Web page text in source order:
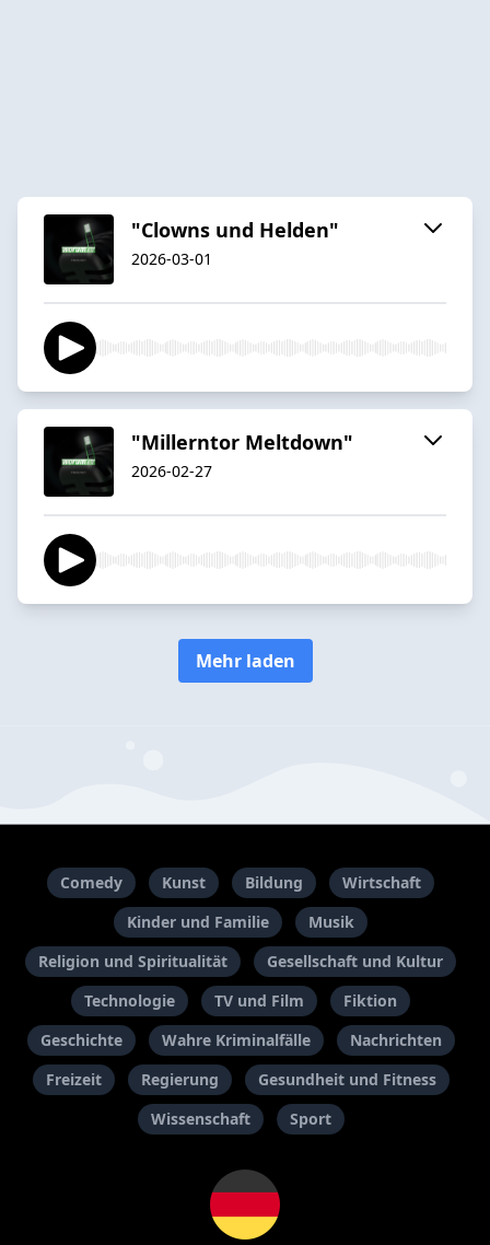
"Clowns und Helden"
2026-03-01
"Millerntor Meltdown"
2026-02-27
Mehr laden
Comedy Kunst Bildung
Wirtschaft
Kinder und Familie
Musik
Religion und Spiritualität
Gesellschaft und Kultur
Technologie
TV und Film
Fiktion
Geschichte
Wahre Kriminalfälle
Nachrichten
Freizeit
Regierung
Gesundheit und Fitness
Wissenschaft
Sport